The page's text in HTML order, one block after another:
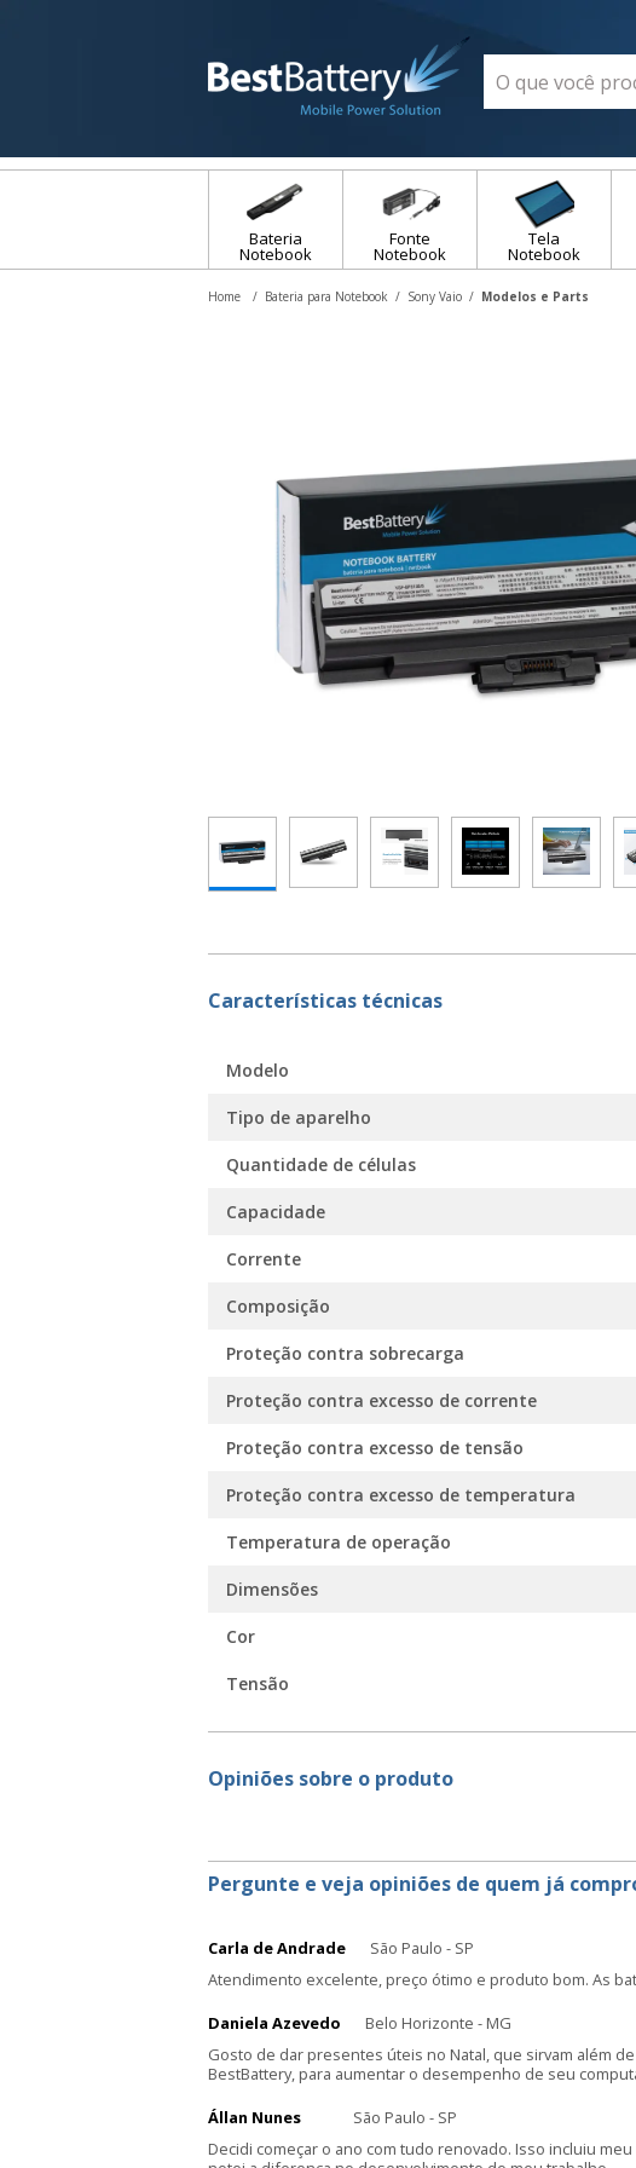
Bateria
Notebook
Fonte
Notebook
Tela
Notebook
Bateria para Notebook Sony Vaio Modelos e Parts
Características técnicas
Modelo
Tipo de aparelho
Quantidade de células
Capacidade
Corrente
Composição
Proteção contra sobrecarga
Proteção contra excesso de corrente
Proteção contra excesso de tensão
Proteção contra excesso de temperatura
Temperatura de operação
Dimensões
Cor
Tensão
Opiniões sobre o produto
Pergunte e veja opiniões de quem já
Carla de Andrade
São Paulo - SP
Atendimento excelente, preço ótimo e produto bom. As
Daniela Azevedo
Belo Horizonte - MG
Gosto de dar presentes úteis no Natal, que sirvam além
BestBattery, para aumentar o desempenho de seu
Állan Nunes
São Paulo - SP
Decidi começar o ano com tudo renovado. Isso incluiu